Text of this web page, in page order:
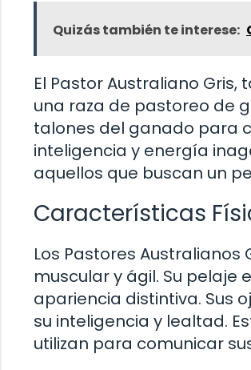
Quizás también te interese:
El Pastor Australiano
una raza de pastoreo de
talones del ganado para
inteligencia y energía
aquellos que buscan un
Características
Los Pastores
muscular y ágil. Su pelaje
apariencia distintiva. Sus
su inteligencia y lealtad.
utilizan para comunicar